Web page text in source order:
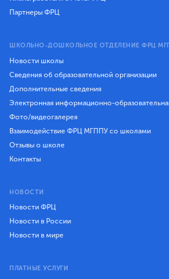
Партнеры ФРЦ
ШКОЛЬНО-ДОШКОЛЬНОЕ ОТДЕЛЕНИЕ ФРЦ
Новости школы
Сведения об образовательной организации
Дополнительные сведения
Электронная информационно-
Фото/видеогалерея
Взаимодействие ФРЦ МГППУ со школами
Отзывы о школе
Контакты
НОВОСТИ
Новости ФРЦ
Новости в России
Новости в мире
ПЛАТНЫЕ УСЛУГИ